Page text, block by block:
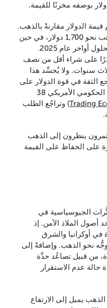
بوصفه مخزنًا للقيمة.
الدولار مقارنةً بالذهب.
ففي عام 2022، بلغ سعر أونصة الذهب نحو 1,700 دولار، في حين
تمَّ تداوُلها بما يزيد عن 4,000 دولار بحلول أواخر عام 2025.
على شراء أقل من نصف
سنوات. ولا يُجسِّد هذا
الثقة في قوة الدولار على
المدى الطويل، وذلك مع تجاوز الدين الحكومي الأمريكي 38
Trading) وتراجُع الطلب
ينظرون إلى الذهب
على الحفاظ على القيمة
الجيوسياسية في
أصول الملاذ الآمن. إذ
في أوكرانيا والشرق
نحو الذهب. وإضافةً إلى
من قبيل تصاعُد حدَّة
حالة عدم الاستقرار
يميل إلى الارتفاع